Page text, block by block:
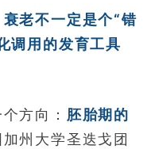
衰老不一定是个“错
调用的发育工具
方向： 胚胎期的
州大学圣迭戈团